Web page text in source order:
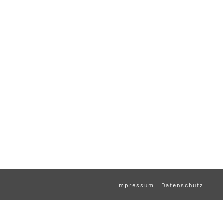
Impressum Datenschutz